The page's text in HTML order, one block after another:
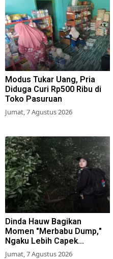
Modus Tukar Uang, Pria
Diduga Curi Rp500 Ribu di
Toko Pasuruan
Jumat, 7 Agustus 2026
Dinda Hauw Bagikan
Momen "Merbabu Dump,"
Ngaku Lebih Capek
Dibanding Gunung Sumbing
Jumat, 7 Agustus 2026